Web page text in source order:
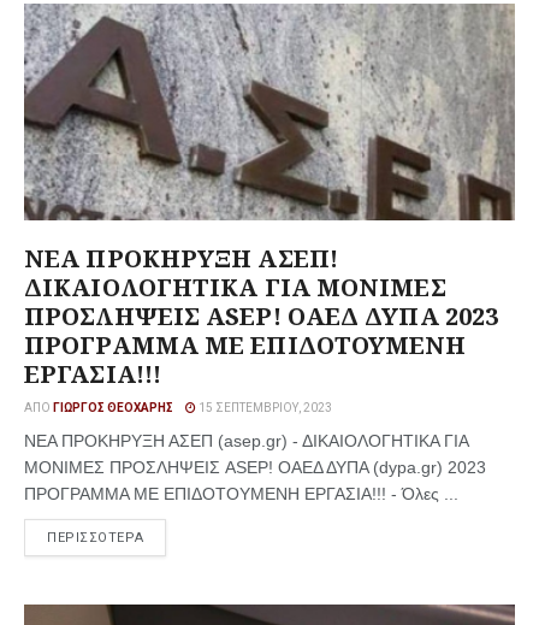
ΝΕΑ ΠΡΟΚΗΡΥΞΗ ΑΣΕΠ!
ΔΙΚΑΙΟΛΟΓΗΤΙΚΑ ΓΙΑ ΜΟΝΙΜΕΣ
ΠΡΟΣΛΗΨΕΙΣ ASEP! ΟΑΕΔ ΔΥΠΑ 2023
ΠΡΟΓΡΑΜΜΑ ΜΕ ΕΠΙΔΟΤΟΥΜΕΝΗ
ΕΡΓΑΣΙΑ!!!
ΑΠΌ ΓΙΏΡΓΟΣ ΘΕΟΧΆΡΗΣ 15 ΣΕΠΤΕΜΒΡΊΟΥ, 2023
ΝΕΑ ΠΡΟΚΗΡΥΞΗ ΑΣΕΠ (asep.gr) - ΔΙΚΑΙΟΛΟΓΗΤΙΚΑ ΓΙΑ
ΜΟΝΙΜΕΣ ΠΡΟΣΛΗΨΕΙΣ ASEP! ΟΑΕΔ ΔΥΠΑ (dypa.gr) 2023
ΠΡΟΓΡΑΜΜΑ ΜΕ ΕΠΙΔΟΤΟΥΜΕΝΗ ΕΡΓΑΣΙΑ!!! - Όλες ...
ΠΕΡΙΣΣΟΤΕΡΑ